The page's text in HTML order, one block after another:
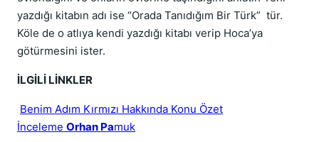
yazdığı kitabın adı ise “Orada Tanıdığım Bir Türk” tür.
Köle de o atlıya kendi yazdığı kitabı verip Hoca’ya
götürmesini ister.
İLGİLİ LİNKLER
Benim Adım Kırmızı Hakkında Konu Özet
İnceleme Orhan Pamuk